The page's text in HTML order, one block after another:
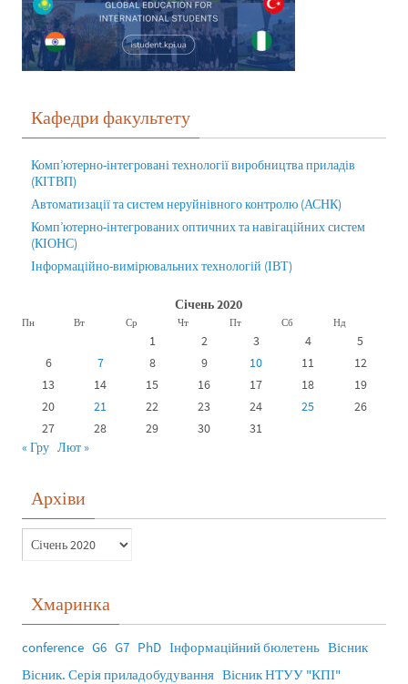
Кафедри факультету
Комп’ютерно-інтегровані технології виробництва приладів
(КІТВП)
Автоматизації та систем неруйнівного контролю (АСНК)
Комп’ютерно-інтегрованих оптичних та навігаційних систем
(КІОНС)
Інформаційно-вимірювальних технологій (ІВТ)
Січень 2020
Пн Вт Ср Чт Пт Сб Нд
1 2 3 4
5
6
7 8 9 10 11
12
13
14 15 16 17 18
19
20
21 22 23 24 25
26
27
28 29 30
31
« Гру Лют »
Архіви
Хмаринка
conference G6 G7 PhD Інформаційний бюлетень Вісник
Вісник. Серія приладобудування Вісник НТУУ "КПІ"